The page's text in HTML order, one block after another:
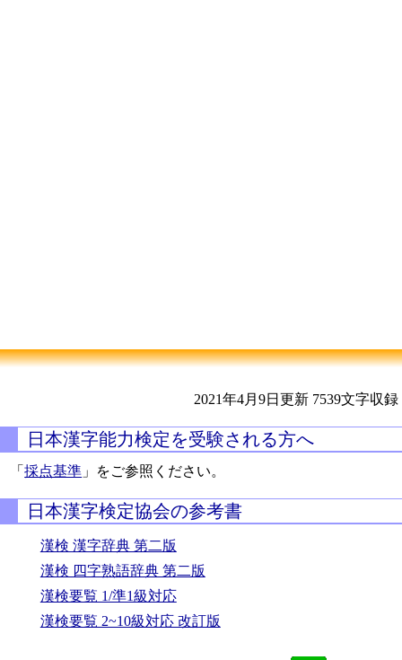
2021年4月9日更新 7539文字収録
日本漢字能力検定を受験される方へ
「採点基準 」をご参照ください。
日本漢字検定協会の参考書
漢検 漢字辞典 第二版
漢検 四字熟語辞典 第二版
漢検要覧 1/準1級対応
漢検要覧 2~10級対応 改訂版